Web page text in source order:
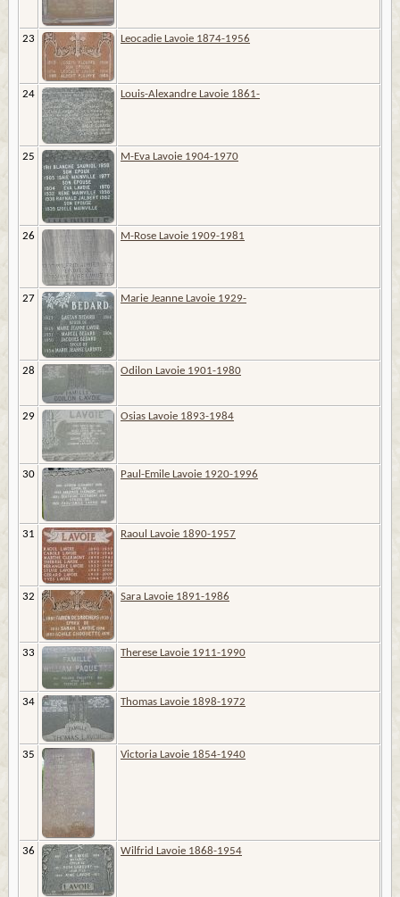
23 Leocadie Lavoie 1874-1956
24 Louis-Alexandre Lavoie 1861-
25 M-Eva Lavoie 1904-1970
26 M-Rose Lavoie 1909-1981
27 Marie Jeanne Lavoie 1929-
28 Odilon Lavoie 1901-1980
29 Osias Lavoie 1893-1984
30 Paul-Emile Lavoie 1920-1996
31 Raoul Lavoie 1890-1957
32 Sara Lavoie 1891-1986
33 Therese Lavoie 1911-1990
34 Thomas Lavoie 1898-1972
35 Victoria Lavoie 1854-1940
36 Wilfrid Lavoie 1868-1954